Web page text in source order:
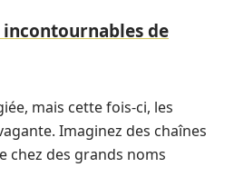
incontournables de
mais cette fois-ci, les
Imaginez des chaînes
chez des grands noms